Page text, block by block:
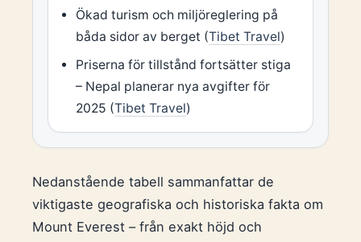
Ökad turism och miljöreglering på
båda sidor av berget (Tibet Travel)
Priserna för tillstånd fortsätter stiga
– Nepal planerar nya avgifter för
2025 (Tibet Travel)
Nedanstående tabell sammanfattar de
viktigaste geografiska och historiska fakta om
Mount Everest – från exakt höjd och